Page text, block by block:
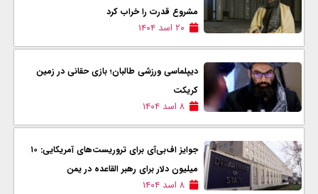
مشروع قدرت را خراب کرد
۲۰ اسد ۱۴۰۴
دیپلماسی ورزشی طالبان؛ بازی حقانی در زمین
کریکت
۸ اسد ۱۴۰۴
جوایز اف‌بی‌آی برای تروریست‌های آمریکایی: ۱٠
میلیون دلار برای رهبر القاعده در یمن
۸ اسد ۱۴۰۴